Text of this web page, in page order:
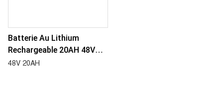
Batterie Au Lithium
Rechargeable 20AH 48V
Pour Vélo Électrique
48V 20AH